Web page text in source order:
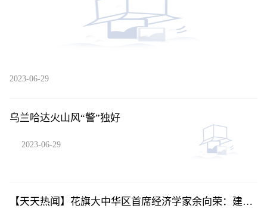
2023-06-29
乌兰哈达火山风“警”独好
2023-06-29
【天天热闻】花旗大中华区首席经济学家余向荣：建议